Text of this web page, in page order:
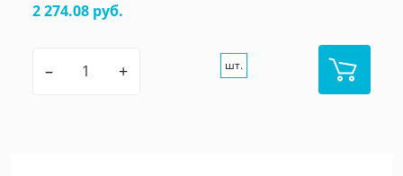
2 274.08 руб.
– + шт.